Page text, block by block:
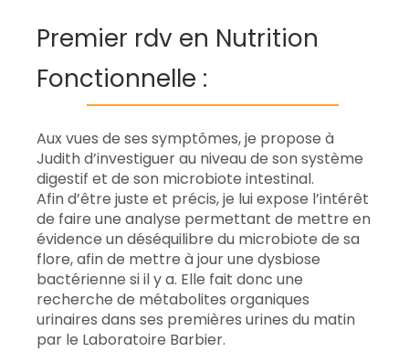
Premier rdv en Nutrition
Fonctionnelle :
Aux vues de ses symptômes, je propose à
Judith d’investiguer au niveau de son système
digestif et de son microbiote intestinal.
Afin d’être juste et précis, je lui expose l’intérêt
de faire une analyse permettant de mettre en
évidence un déséquilibre du microbiote de sa
flore, afin de mettre à jour une dysbiose
bactérienne si il y a. Elle fait donc une
recherche de métabolites organiques
urinaires dans ses premières urines du matin
par le Laboratoire Barbier.